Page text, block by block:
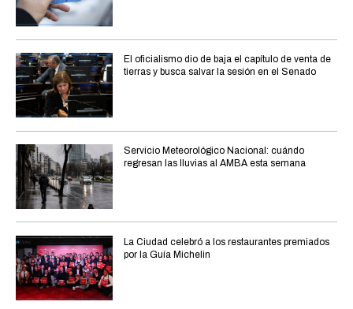
El oficialismo dio de baja el capítulo de venta de
tierras y busca salvar la sesión en el Senado
Servicio Meteorológico Nacional: cuándo
regresan las lluvias al AMBA esta semana
La Ciudad celebró a los restaurantes premiados
por la Guía Michelin